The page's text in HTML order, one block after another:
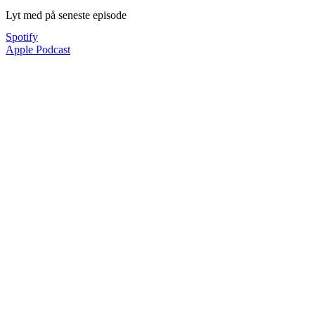
Lyt med på seneste episode
Spotify
Apple Podcast